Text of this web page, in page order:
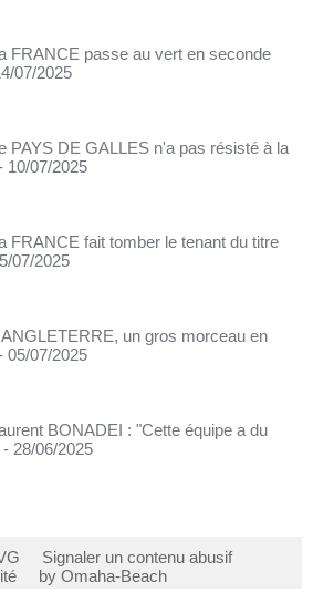
FRANCE passe au vert en seconde
07/2025
PAYS DE GALLES n'a pas résisté à la
10/07/2025
FRANCE fait tomber le tenant du titre
07/2025
un gros morceau en
05/07/2025
BONADEI : "Cette équipe a du
- 28/06/2025
Signaler un contenu abusif
by Omaha-Beach